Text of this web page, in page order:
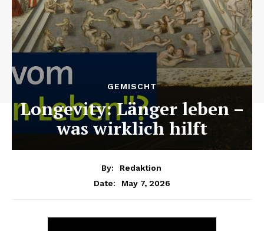
GEMISCHT
Longevity: Länger leben –
was wirklich hilft
By:
Redaktion
Date:
May 7, 2026